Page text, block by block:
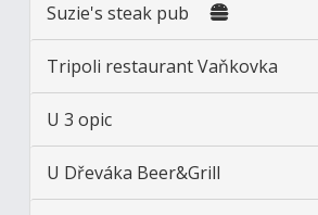
Suzie's steak pub
Tripoli restaurant Vaňkovka
U 3 opic
U Dřeváka Beer&Grill